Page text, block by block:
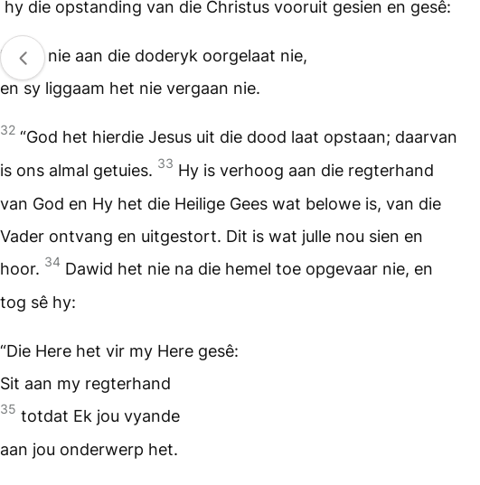
hy die opstanding van die Christus vooruit gesien en gesê:
“Hy is nie aan die doderyk oorgelaat nie,
en sy liggaam het nie vergaan nie.
32 “God het hierdie Jesus uit die dood laat opstaan; daarvan
is ons almal getuies. 33 Hy is verhoog aan die regterhand
van God en Hy het die Heilige Gees wat belowe is, van die
Vader ontvang en uitgestort. Dit is wat julle nou sien en
hoor. 34 Dawid het nie na die hemel toe opgevaar nie, en
tog sê hy:
“Die Here het vir my Here gesê:
Sit aan my regterhand
35 totdat Ek jou vyande
aan jou onderwerp het.